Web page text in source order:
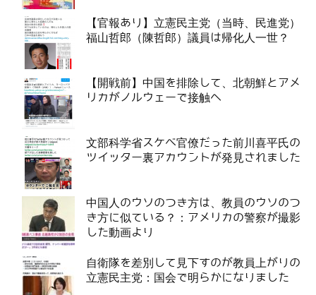
【官報あり】立憲民主党（当時、民進党）
福山哲郎（陳哲郎）議員は帰化人一世？
【開戦前】中国を排除して、北朝鮮とアメ
リカがノルウェーで接触へ
文部科学省スケベ官僚だった前川喜平氏の
ツイッター裏アカウントが発見されました
中国人のウソのつき方は、教員のウソのつ
き方に似ている？：アメリカの警察が撮影
した動画より
自衛隊を差別して見下すのが教員上がりの
立憲民主党：国会で明らかになりました